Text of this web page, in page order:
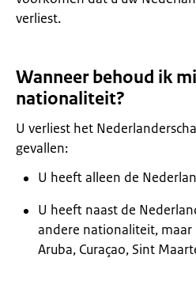
verliest.
Wanneer behoud ik
nationaliteit?
U verliest het
gevallen:
U heeft alleen de
U heeft naast de
andere nationaliteit,
Aruba, Curaçao, Sint